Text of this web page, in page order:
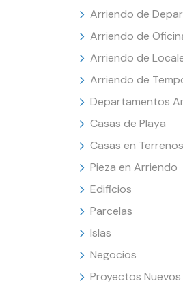
Arriendo de
Arriendo de
Arriendo de
Arriendo de
Departamentos
Casas de Playa
Casas en
Pieza en Arriendo
Edificios
Parcelas
Islas
Negocios
Proyectos Nuevos